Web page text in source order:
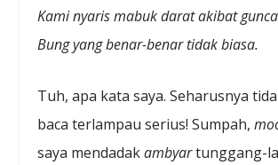
Kami nyaris mabuk darat akibat
Bung yang benar-benar tidak biasa.
Tuh, apa kata saya. Seharusnya
baca terlampau serius! Sumpah,
saya mendadakambyartunggang-